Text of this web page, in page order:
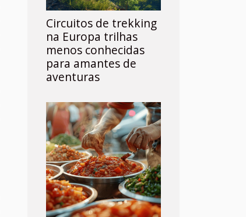
Circuitos de trekking
na Europa trilhas
menos conhecidas
para amantes de
aventuras